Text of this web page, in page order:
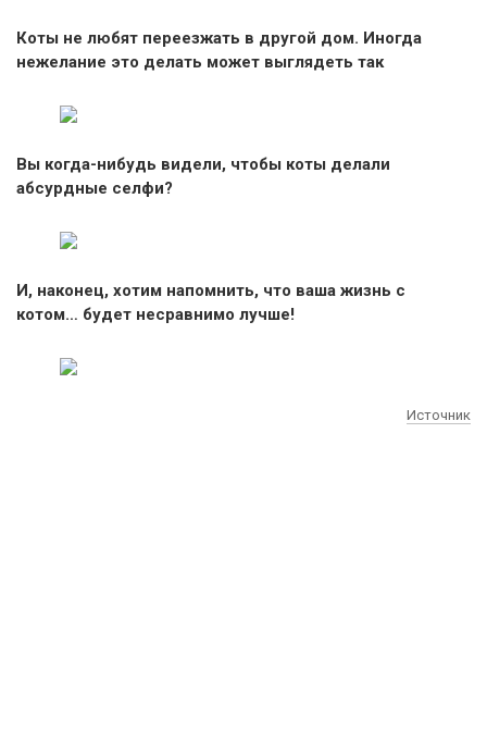
Коты не любят переезжать в другой дом. Иногда
нежелание это делать может выглядеть так
Вы когда-нибудь видели, чтобы коты делали
абсурдные селфи?
И, наконец, хотим напомнить, что ваша жизнь с
котом… будет несравнимо лучше!
Источник